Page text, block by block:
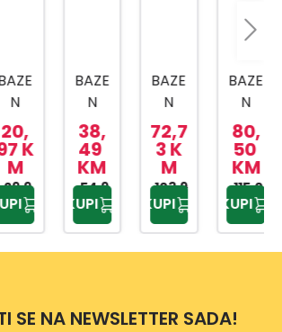
20,
K
M
KM
BAZE
ANT
ARTI
K
134X1
31X7
3CM
5315
38,
49
KM
54,9
9 KM
KUPI
BAZE
229X1
52X5
1CM
72,7
3 K
M
103,9
0 KM
KUPI
BAZE
VOD
ENI
PARK
239X
206X
86C
M
80,
50
KM
115,0
0 KM
KUPI
SE NA NEWSLETTER SADA!